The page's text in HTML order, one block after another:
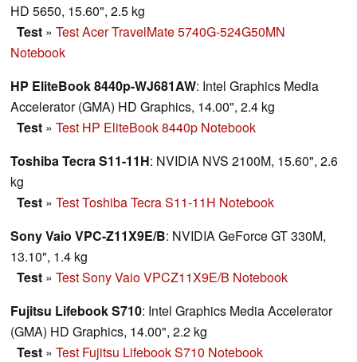
HD 5650, 15.60", 2.5 kg
Test » Test Acer TravelMate 5740G-524G50MN
Notebook
HP EliteBook 8440p-WJ681AW: Intel Graphics Media
Accelerator (GMA) HD Graphics, 14.00", 2.4 kg
Test » Test HP EliteBook 8440p Notebook
Toshiba Tecra S11-11H: NVIDIA NVS 2100M, 15.60", 2.6
kg
Test » Test Toshiba Tecra S11-11H Notebook
Sony Vaio VPC-Z11X9E/B: NVIDIA GeForce GT 330M,
13.10", 1.4 kg
Test » Test Sony Vaio VPCZ11X9E/B Notebook
Fujitsu Lifebook S710: Intel Graphics Media Accelerator
(GMA) HD Graphics, 14.00", 2.2 kg
Test » Test Fujitsu Lifebook S710 Notebook